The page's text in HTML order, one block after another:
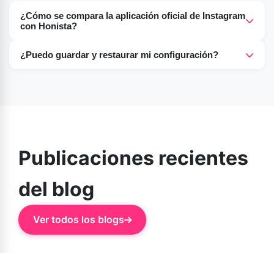
¿Cómo se compara la aplicación oficial de Instagram
con Honista?
ofrece a los usuarios funciones adicionales, como la
¿Puedo guardar y restaurar mi configuración?
Publicaciones recientes
del blog
Ver todos los blogs